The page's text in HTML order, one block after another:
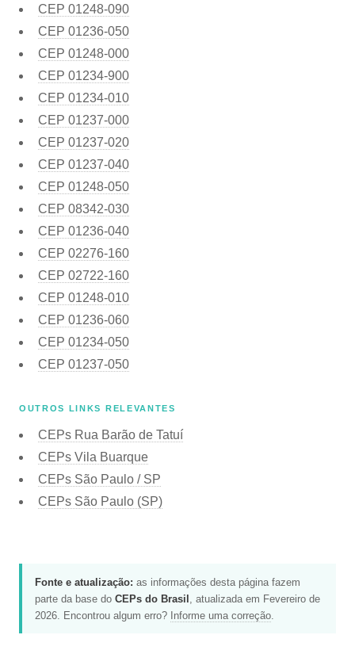
CEP 01248-090
CEP 01236-050
CEP 01248-000
CEP 01234-900
CEP 01234-010
CEP 01237-000
CEP 01237-020
CEP 01237-040
CEP 01248-050
CEP 08342-030
CEP 01236-040
CEP 02276-160
CEP 02722-160
CEP 01248-010
CEP 01236-060
CEP 01234-050
CEP 01237-050
OUTROS LINKS RELEVANTES
CEPs Rua Barão de Tatuí
CEPs Vila Buarque
CEPs São Paulo / SP
CEPs São Paulo (SP)
Fonte e atualização: as informações desta página fazem
parte da base do CEPs do Brasil , atualizada em Fevereiro de
2026. Encontrou algum erro? Informe uma correção